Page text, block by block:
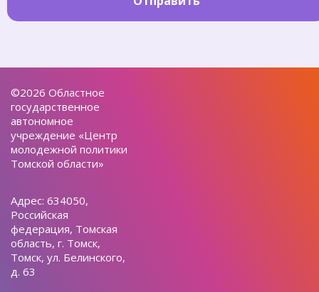
©2026 Областное
государственное
автономное
учреждение «Центр
молодежной политики
Томской области»
Адрес: 634050,
Российская
федерация, Томская
область, г. Томск,
Томск, ул. Белинского,
д. 63